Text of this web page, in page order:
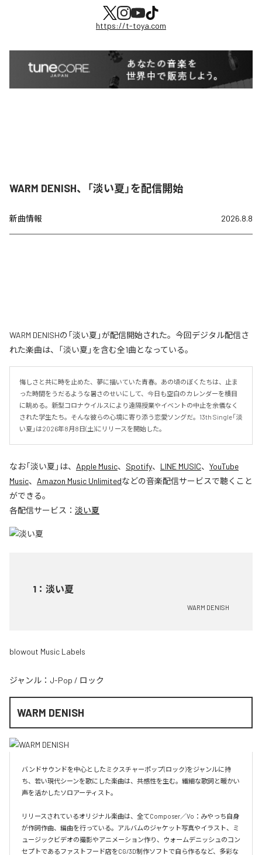
https://t-toya.com
WARM DENISH、「淡い夏」を配信開始
新曲情報 2026.8.8
WARM DENISHの「淡い夏」が配信開始された。今回デジタル配信さ
れた楽曲は、「淡い夏」を含む全1曲となっている。
悔しさと共に時を止めた、夢に描いていた青春。あの頃のぼくたちは、止ま
った時間をうだるような暑さのせいにして、今日も空白のカレンダーを横目
に眺める。新型コロナウイルスにより遠隔授業やイベントの中止を余儀なく
された学生たち。そんな彼らの心境に寄り添う恋愛ソングだ。13th Single「淡
い夏」は2026年8月8日(土)にリリースを開始した。
なお「淡い夏 」は、 Apple Music、 Spotify、 LINE MUSIC、 YouTube
Music、 Amazon Music Unlimitedなどの音楽配信サービスで聴くこと
ができる。
各配信サービス： 淡い夏
1 ： 淡い夏
WARM DENISH
blowout Music Labels
ジャンル： J-Pop / ロック
WARM DENISH
バンドサウンドを中心としたミクスチャーポップ(ロック)をジャンルに持
ち、若い現代シーンを歌にした楽曲は、共感性を生む。繊細な歌詞と暖かい
声を活かしたソロアーティスト。
リリースされているオリジナル楽曲は、全てComposer／Vo：みやっち自身
が作詞作曲、編曲を行っている。アルバムのジャケット写真やイラスト、ミ
ュージックビデオの撮影やアニメーション作り、ウォームデニッシュのコン
セプトであるファストフード店をCG/3D制作ソフトで自ら作るなど、多彩な